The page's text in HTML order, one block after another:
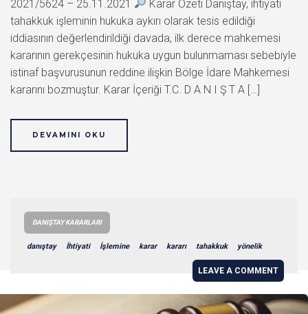
2021/5624 – 25.11.2021
Karar Özeti Danıştay, ihtiyati
tahakkuk işleminin hukuka aykırı olarak tesis edildiği
iddiasının değerlendirildiği davada, ilk derece mahkemesi
kararının gerekçesinin hukuka uygun bulunmaması sebebiyle
istinaf başvurusunun reddine ilişkin Bölge İdare Mahkemesi
kararını bozmuştur. Karar İçeriği T.C. D A N I Ş T A […]
DEVAMINI OKU
DANIŞTAY KARARLARI
danıştay İhtiyati İşlemine karar kararı tahakkuk yönelik
LEAVE A COMMENT